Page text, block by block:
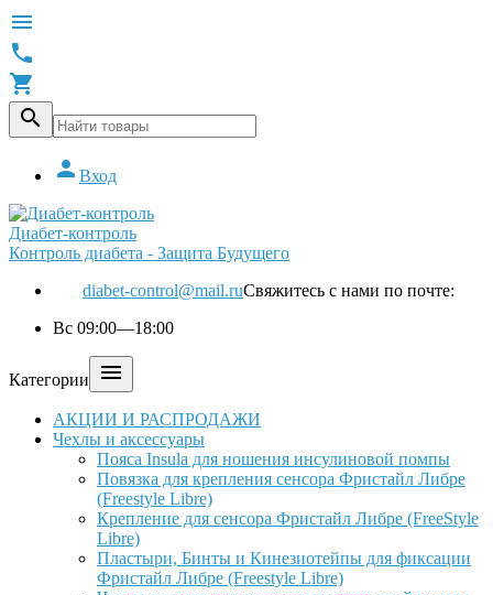




 Вход
Диабет-контроль
Контроль диабета - Защита Будущего
diabet-control@mail.ruСвяжитесь с нами по почте:
Вс 09:00—18:00
Категории 
АКЦИИ И РАСПРОДАЖИ
Чехлы и аксессуары
Пояса Insula для ношения инсулиновой помпы
Повязка для крепления сенсора Фристайл Либре
(Freestyle Libre)
Крепление для сенсора Фристайл Либре (FreeStyle
Libre)
Пластыри, Бинты и Кинезиотейпы для фиксации
Фристайл Либре (Freestyle Libre)